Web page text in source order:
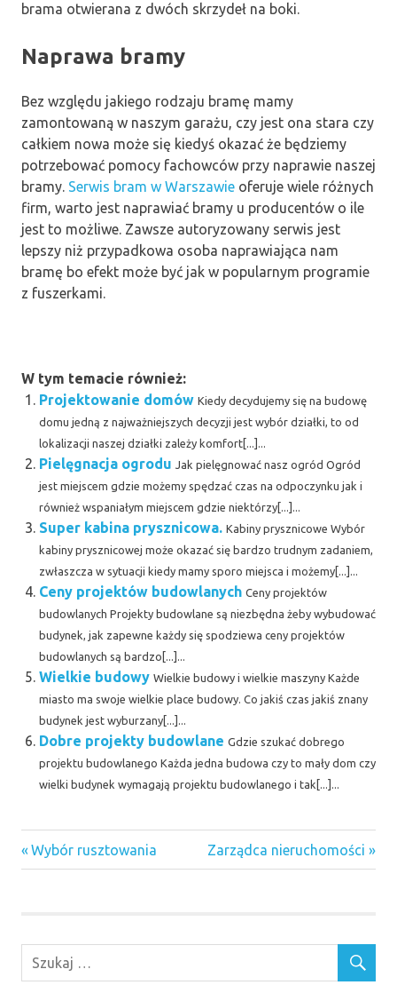
brama otwierana z dwóch skrzydeł na boki.
Naprawa bramy
Bez względu jakiego rodzaju bramę mamy
zamontowaną w naszym garażu, czy jest ona stara czy
całkiem nowa może się kiedyś okazać że będziemy
potrzebować pomocy fachowców przy naprawie naszej
bramy. Serwis bram w Warszawie oferuje wiele różnych
firm, warto jest naprawiać bramy u producentów o ile
jest to możliwe. Zawsze autoryzowany serwis jest
lepszy niż przypadkowa osoba naprawiająca nam
bramę bo efekt może być jak w popularnym programie
z fuszerkami.
W tym temacie również:
Projektowanie domów Kiedy decydujemy się na budowę
domu jedną z najważniejszych decyzji jest wybór działki, to od
lokalizacji naszej działki zależy komfort[...]...
Pielęgnacja ogrodu Jak pielęgnować nasz ogród Ogród
jest miejscem gdzie możemy spędzać czas na odpoczynku jak i
również wspaniałym miejscem gdzie niektórzy[...]...
Super kabina prysznicowa. Kabiny prysznicowe Wybór
kabiny prysznicowej może okazać się bardzo trudnym zadaniem,
zwłaszcza w sytuacji kiedy mamy sporo miejsca i możemy[...]...
Ceny projektów budowlanych Ceny projektów
budowlanych Projekty budowlane są niezbędna żeby wybudować
budynek, jak zapewne każdy się spodziewa ceny projektów
budowlanych są bardzo[...]...
Wielkie budowy Wielkie budowy i wielkie maszyny Każde
miasto ma swoje wielkie place budowy. Co jakiś czas jakiś znany
budynek jest wyburzany[...]...
Dobre projekty budowlane Gdzie szukać dobrego
projektu budowlanego Każda jedna budowa czy to mały dom czy
wielki budynek wymagają projektu budowlanego i tak[...]...
Biura
projektowe
łamane
dźwigi
Nawigacja
Previous
Post:
Wybór rusztowania
Next
Post:
Zarządca nieruchomości